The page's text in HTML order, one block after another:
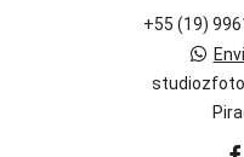
+55 (19)